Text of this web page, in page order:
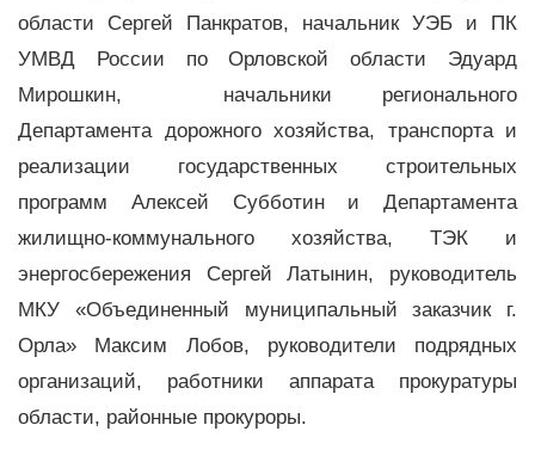
области Сергей Панкратов, начальник УЭБ и ПК
УМВД России по Орловской области Эдуард
Мирошкин, начальники регионального
Департамента дорожного хозяйства, транспорта и
реализации государственных строительных
программ Алексей Субботин и Департамента
жилищно-коммунального хозяйства, ТЭК и
энергосбережения Сергей Латынин, руководитель
МКУ «Объединенный муниципальный заказчик г.
Орла» Максим Лобов, руководители подрядных
организаций, работники аппарата прокуратуры
области, районные прокуроры.